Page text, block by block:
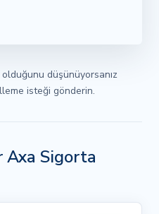
düşünüyorsanız
isteği gönderin.
Axa Sigorta